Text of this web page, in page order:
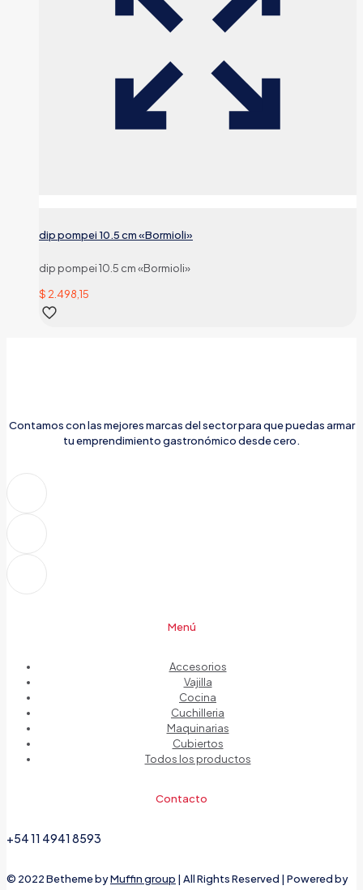
dip pompei 10.5 cm «Bormioli»
dip pompei 10.5 cm «Bormioli»
$ 2.498,15
Contamos con las mejores marcas del sector para que puedas armar
tu emprendimiento gastronómico desde cero.
Menú
Accesorios
Vajilla
Cocina
Cuchilleria
Maquinarias
Cubiertos
Todos los productos
Contacto
+54 11 4941 8593
© 2022 Betheme byMuffin group | All Rights Reserved | Powered by